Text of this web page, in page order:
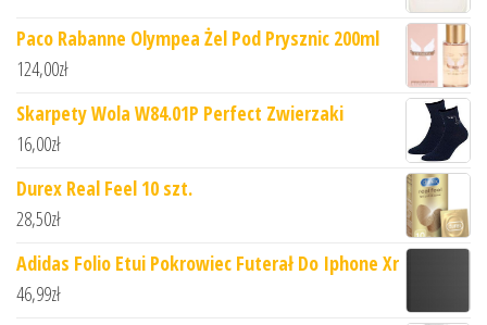
Paco Rabanne Olympea Żel Pod Prysznic 200ml
124,00zł
Skarpety Wola W84.01P Perfect Zwierzaki
16,00zł
Durex Real Feel 10 szt.
28,50zł
Adidas Folio Etui Pokrowiec Futerał Do Iphone Xr
46,99zł